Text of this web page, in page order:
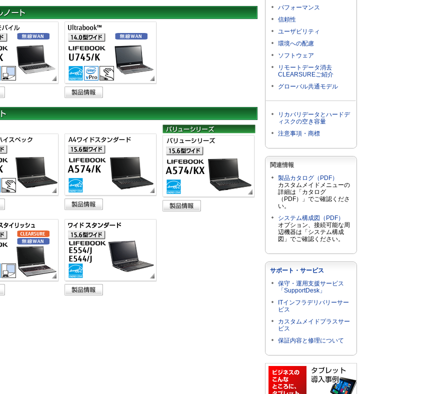
パフォーマンス
信頼性
ユーザビリティ
環境への配慮
ソフトウェア
リモートデータ消去
CLEARSUREご紹介
グローバル共通モデル
リカバリデータとハードデ
ィスクの空き容量
注意事項・商標
関連情報
製品カタログ（PDF）
カスタムメイドメニューの
詳細は「カタログ
（PDF）」でご確認くださ
い。
システム構成図（PDF）
オプション、接続可能な周
辺機器は「システム構成
図」でご確認ください。
サポート・サービス
保守・運用支援サービス
「SupportDesk」
ITインフラデリバリーサー
ビス
カスタムメイドプラスサー
ビス
保証内容と修理について